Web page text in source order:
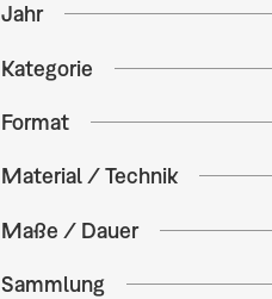
Jahr
Kategorie
Format
Material / Technik
Maße / Dauer
Sammlung